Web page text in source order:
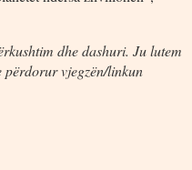
dhe dashuri. Ju lutem
përdorur vjegzën/linkun